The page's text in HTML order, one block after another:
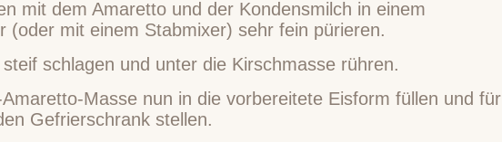
mit dem Amaretto und der Kondensmilch in einem
(oder mit einem Stabmixer) sehr fein pürieren.
schlagen und unter die Kirschmasse rühren.
Masse nun in die vorbereitete Eisform füllen und für
Gefrierschrank stellen.